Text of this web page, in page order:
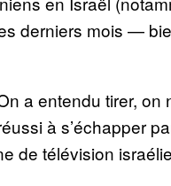
derniers mois —
a entendu tirer,
à s’échapper
de télévision